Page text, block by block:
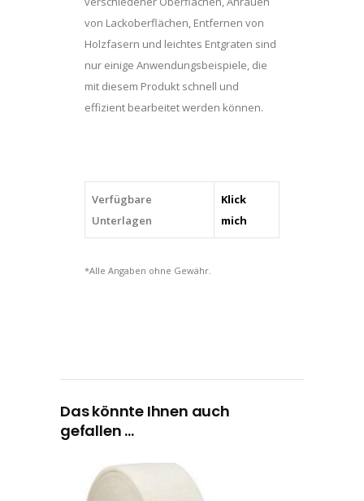
von Lackoberflächen, Entfernen von
Holzfasern und leichtes Entgraten sind
nur einige Anwendungsbeispiele, die
mit diesem Produkt schnell und
effizient bearbeitet werden können.
Verfügbare
Unterlagen
Klick
mich
*Alle Angaben ohne Gewähr.
Das könnte Ihnen auch
gefallen …